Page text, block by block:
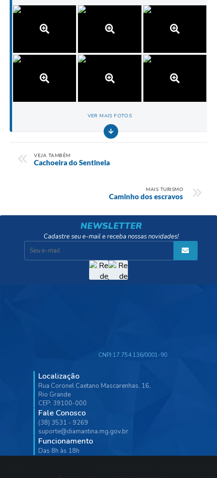
VER MAIS FOTOS
VEJA TAMBÉM
Cachoeira do Sentinela
MAIS TURISMO
Caminho dos escravos
NEWSLETTER
Cadastre seu e-mail e receba nossas novidades!
Localização
Rua Coronel Caetano Mascarenhas, 16,
Rio Grande
CEP: 39100-000
Fale Conosco
(38) 3531 - 9269
suporte@diamantina.mg.gov.br
Funcionamento
Das 8h às 18h
CNPJ:17.754.136/0001-90